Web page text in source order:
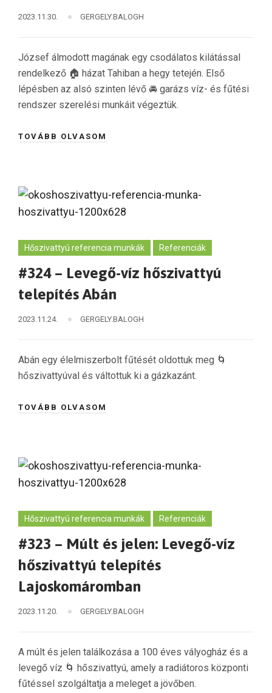
2023.11.30. GERGELY.BALOGH
József álmodott magának egy csodálatos kilátással
rendelkező 🏠 házat Tahiban a hegy tetején. Első
lépésben az alsó szinten lévő 🚘 garázs víz- és fűtési
rendszer szerelési munkáit végeztük.
TOVÁBB OLVASOM
Hőszivattyú referencia munkák Referenciák
#324 – Levegő-víz hőszivattyú
telepítés Abán
2023.11.24. GERGELY.BALOGH
Abán egy élelmiszerbolt fűtését oldottuk meg 🌀
hőszivattyúval és váltottuk ki a gázkazánt.
TOVÁBB OLVASOM
Hőszivattyú referencia munkák Referenciák
#323 – Múlt és jelen: Levegő-víz
hőszivattyú telepítés
Lajoskomáromban
2023.11.20. GERGELY.BALOGH
A múlt és jelen találkozása a 100 éves vályogház és a
levegő víz 🌀 hőszivattyú, amely a radiátoros központi
fűtéssel szolgáltatja a meleget a jövőben.